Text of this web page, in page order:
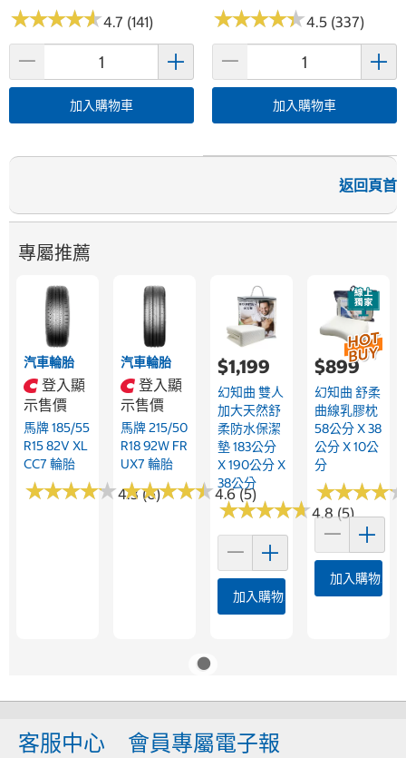
★★★★★
★★★★★4.7 (141)
加入購物車
★★★★★
★★★★★4.5 (337)
加入購物車
返回頁首
專屬推薦
汽車輪胎
登入顯
示售價
馬牌 185/55
R15 82V XL
CC7 輪胎
★★★★★
★★★★★4.3 (6)
汽車輪胎
登入顯
示售價
馬牌 215/50
R18 92W FR
UX7 輪胎
★★★★★
★★★★★4.6 (5)
$1,199
幻知曲 雙人
加大天然舒
柔防水保潔
墊 183公分
X 190公分 X
38公分
★★★★★
★★★★★4.8 (5)
加入購物車
$899
幻知曲 舒柔
曲線乳膠枕
58公分 X 38
公分 X 10公
分
★★★★
★★★★
加入購物車
客服中心 會員專屬電子報